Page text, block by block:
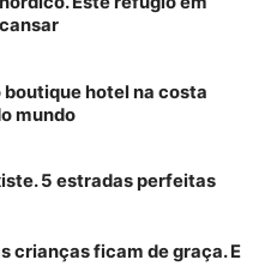
hotel na costa
mundo
5 estradas perfeitas
crianças ficam de graça. E